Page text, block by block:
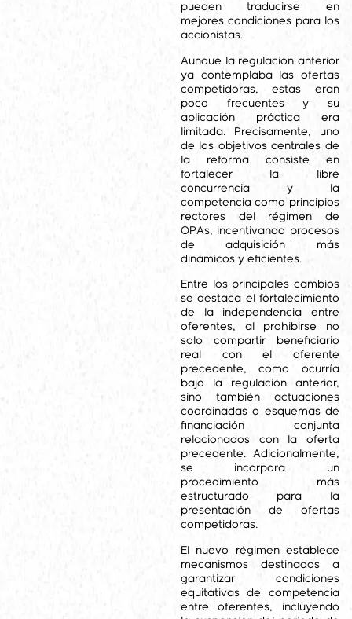
pueden traducirse en
mejores condiciones para los
accionistas.
Aunque la regulación anterior
ya contemplaba las ofertas
competidoras, estas eran
poco frecuentes y su
aplicación práctica era
limitada. Precisamente, uno
de los objetivos centrales de
la reforma consiste en
fortalecer la libre
concurrencia y la
competencia como principios
rectores del régimen de
OPAs, incentivando procesos
de adquisición más
dinámicos y eficientes.
Entre los principales cambios
se destaca el fortalecimiento
de la independencia entre
oferentes, al prohibirse no
solo compartir beneficiario
real con el oferente
precedente, como ocurría
bajo la regulación anterior,
sino también actuaciones
coordinadas o esquemas de
financiación conjunta
relacionados con la oferta
precedente. Adicionalmente,
se incorpora un
procedimiento más
estructurado para la
presentación de ofertas
competidoras.
El nuevo régimen establece
mecanismos destinados a
garantizar condiciones
equitativas de competencia
entre oferentes, incluyendo